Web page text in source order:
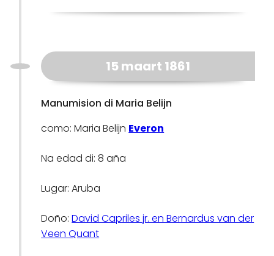
15 maart 1861
Manumision di Maria Belijn
como: Maria Belijn Everon
Na edad di: 8 aña
Lugar: Aruba
Doño:David Capriles jr. en Bernardus van der
Veen Quant